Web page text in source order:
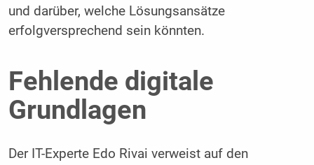
und darüber, welche Lösungsansätze
erfolgversprechend sein könnten.
Fehlende digitale
Grundlagen
Der IT-Experte Edo Rivai verweist auf den